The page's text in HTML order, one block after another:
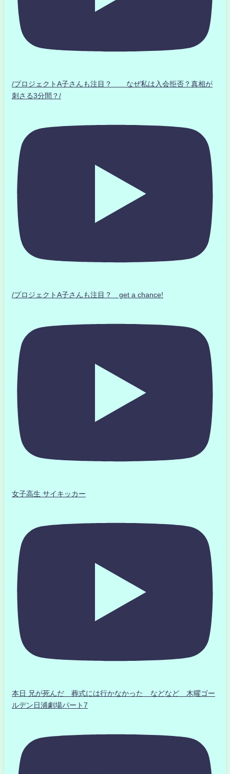
/プロジェクトA子さんも注目？ なぜ私は入会拒否？真相が
刺さる3分間？/
/プロジェクトA子さんも注目？ get a chance!
女子高生 サイキッカー
本日 兄が死んだ 葬式には行かなかった などなど 木曜ゴー
ルデン日浦劇場パート7